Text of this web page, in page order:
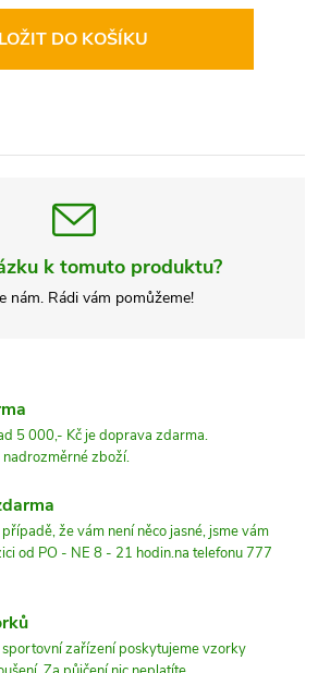
DO KOŠÍKU
k tomuto produktu?
nám. Rádi vám pomůžeme!
5 000,- Kč je doprava zdarma.
nadrozměrné zboží.
že vám není něco jasné, jsme vám
od PO - NE 8 - 21 hodin.na telefonu 777
sportovní zařízení poskytujeme vzorky